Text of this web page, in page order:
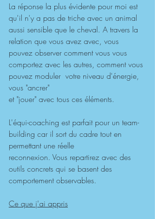
La réponse la plus évidente pour moi est
qu'il n'y a pas de triche avec un animal
aussi sensible que le cheval. A travers la
relation que vous avez avec, vous
pouvez observer comment vous vous
comportez avec les autres, comment vous
pouvez moduler  votre niveau d'énergie,
vous "ancrer"
et "jouer" avec tous ces éléments.
L'équi-coaching est parfait pour un team-
building car il sort du cadre tout en
permettant une réelle
reconnexion. Vous repartirez avec des
outils concrets qui se basent des
comportement observables.
Ce que j'ai appris